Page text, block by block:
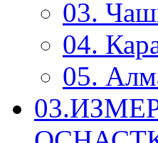
03.
04.
05.